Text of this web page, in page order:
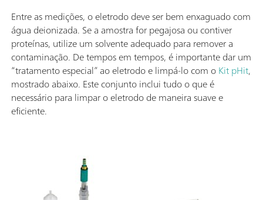
Entre as medições, o eletrodo deve ser bem enxaguado com
água deionizada. Se a amostra for pegajosa ou contiver
proteínas, utilize um solvente adequado para remover a
contaminação. De tempos em tempos, é importante dar um
“tratamento especial” ao eletrodo e limpá-lo com oKit pHit,
mostrado abaixo. Este conjunto inclui tudo o que é
necessário para limpar o eletrodo de maneira suave e
eficiente.